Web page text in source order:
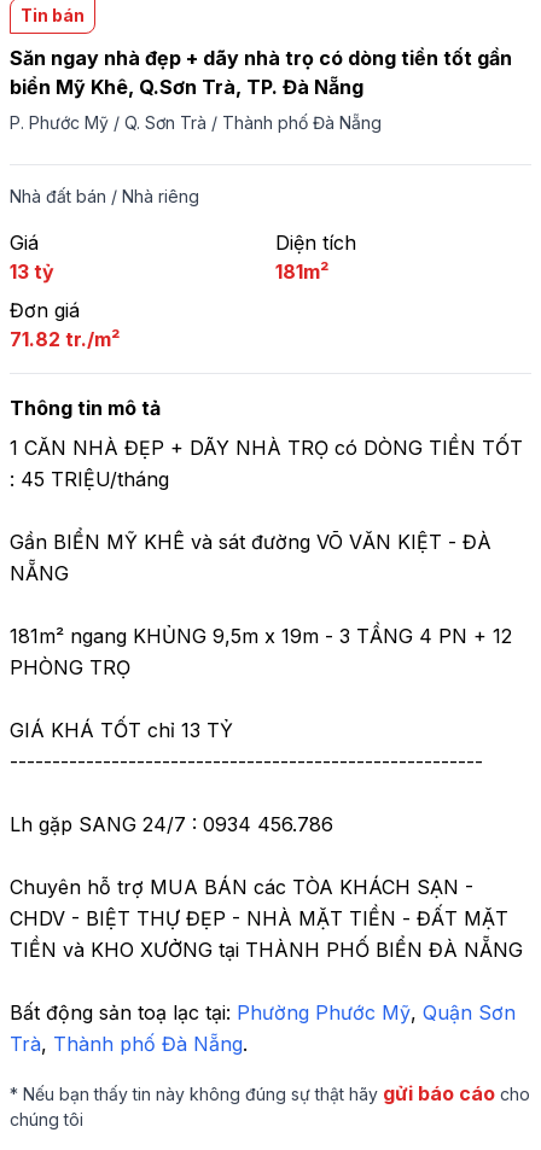
Tin bán
Săn ngay nhà đẹp + dãy nhà trọ có dòng tiền tốt gần
biển Mỹ Khê, Q.Sơn Trà, TP. Đà Nẵng
P. Phước Mỹ / Q. Sơn Trà / Thành phố Đà Nẵng
Nhà đất bán / Nhà riêng
Giá
13 tỷ
Diện tích
181m²
Đơn giá
71.82 tr./m²
Thông tin mô tả
1 CĂN NHÀ ĐẸP + DÃY NHÀ TRỌ có DÒNG TIỀN TỐT
: 45 TRIỆU/tháng
Gần BIỂN MỸ KHÊ và sát đường VÕ VĂN KIỆT - ĐÀ
NẴNG
181m² ngang KHỦNG 9,5m x 19m - 3 TẦNG 4 PN + 12
PHÒNG TRỌ
GIÁ KHÁ TỐT chỉ 13 TỶ
--------------------------------------------------------
Lh gặp SANG 24/7 : 0934 456.786
Chuyên hỗ trợ MUA BÁN các TÒA KHÁCH SẠN -
CHDV - BIỆT THỰ ĐẸP - NHÀ MẶT TIỀN - ĐẤT MẶT
TIỀN và KHO XƯỞNG tại THÀNH PHỐ BIỂN ĐÀ NẴNG
Bất động sản toạ lạc tại: Phường Phước Mỹ, Quận Sơn
Trà, Thành phố Đà Nẵng.
* Nếu bạn thấy tin này không đúng sự thật hãy gửi báo cáo cho
chúng tôi